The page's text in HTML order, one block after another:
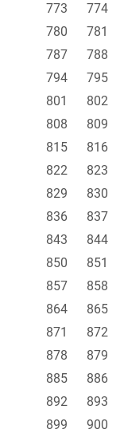
773
774
780
781
787
788
794
795
801
802
808
809
815
816
822
823
829
830
836
837
843
844
850
851
857
858
864
865
871
872
878
879
885
886
892
893
899
900